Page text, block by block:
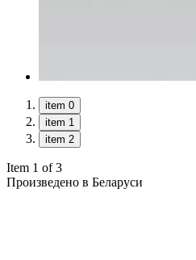
item 0
item 1
item 2
Item 1 of 3
Произведено в Беларуси